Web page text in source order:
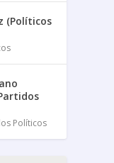
(Políticos
Políticos